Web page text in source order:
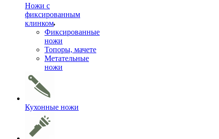
Ножи с
фиксированным
клинком
Фиксированные
ножи
Топоры, мачете
Метательные
ножи
Кухонные ножи